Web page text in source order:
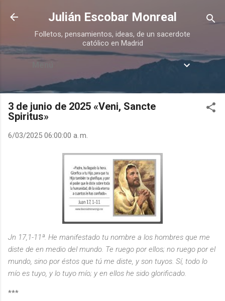
Ir al contenido principal
Julián Escobar Monreal
Folletos, pensamientos, ideas, de un sacerdote
católico en Madrid
Menú
3 de junio de 2025 «Veni, Sancte
Spiritus»
6/03/2025 06:00:00 a. m.
Jn 17,1-11ª. He manifestado tu nombre a los hombres que me
diste de en medio del mundo. Te ruego por ellos; no ruego por el
mundo, sino por éstos que tú me diste, y son tuyos. Sí, todo lo
mío es tuyo, y lo tuyo mío; y en ellos he sido glorificado.
***